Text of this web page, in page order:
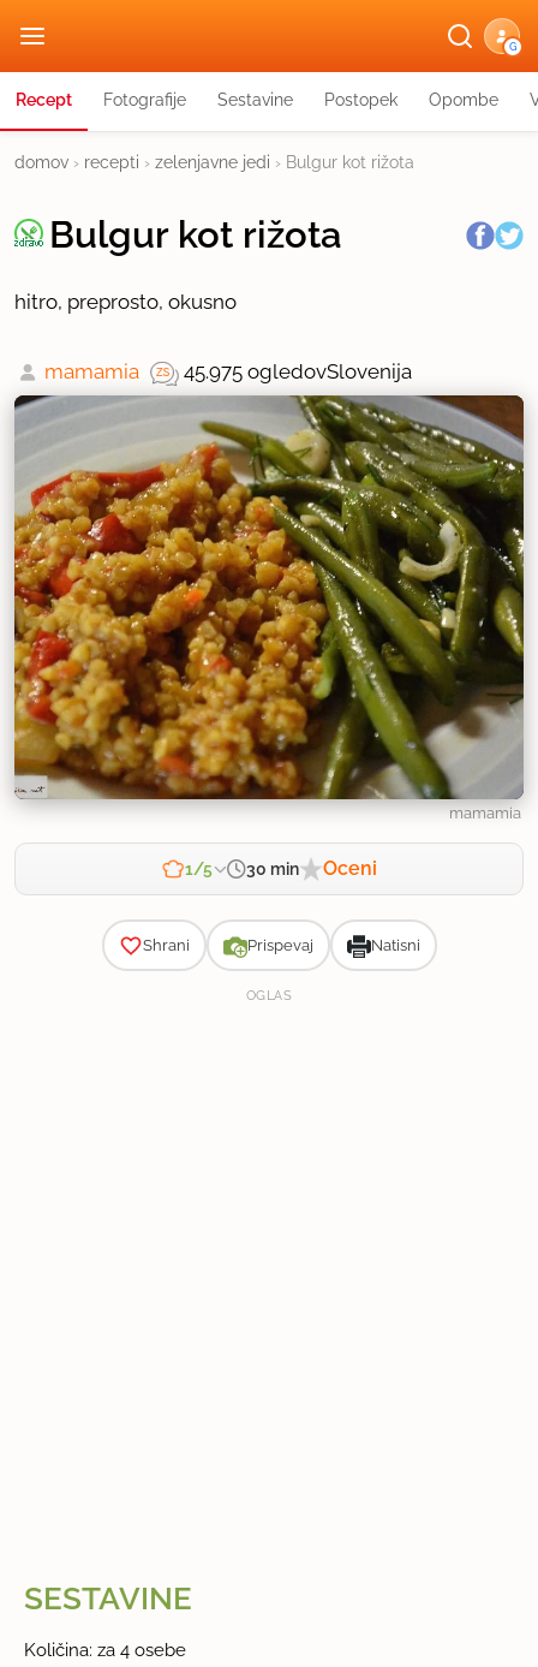
G
Recept Fotografije Sestavine Postopek Opombe
domov › recepti › zelenjavne jedi › Bulgur kot rižota
Bulgur kot rižota
hitro, preprosto, okusno
mamamia 45.975 ogledovSlovenija
mamamia
1/5 30 min Oceni
Shrani Prispevaj Natisni
OGLAS
SESTAVINE
Količina: za 4 osebe